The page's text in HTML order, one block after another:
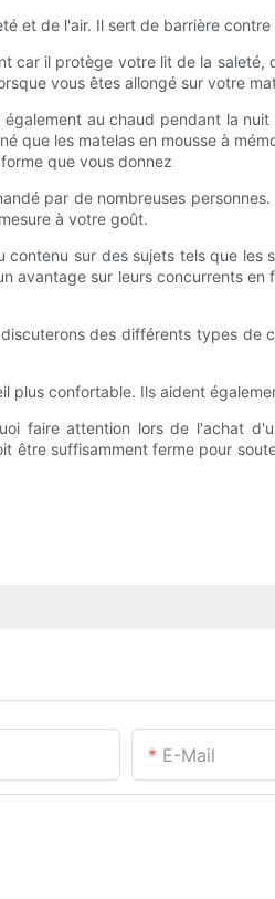
et de l'air. Il sert de barrière
il protège votre lit de la
vous êtes allongé sur votre
au chaud pendant la
que les matelas en mousse à
que vous donnez
par de nombreuses
à votre goût.
sur des sujets tels que
sur leurs concurrents
des différents types
confortable. Ils aident
faire attention lors de l'achat
être suffisamment ferme pour
E-Mail